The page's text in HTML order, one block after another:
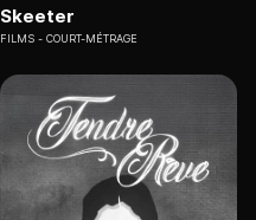
Skeeter
FILMS COURT-MÉTRAGE